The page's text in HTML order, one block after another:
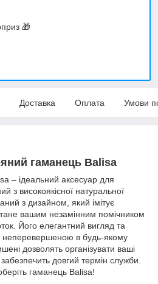
🎁
Доставка Оплата Умови
гаманець Balisa
– ідеальний аксесуар для
з високоякісної натуральної
з дизайном, який імітує
вашим незамінним помічником
Його елегантний вигляд та
неперевершеною в будь-якому
дозволять організувати ваші
довгий термін служби.
гаманець Balisa!